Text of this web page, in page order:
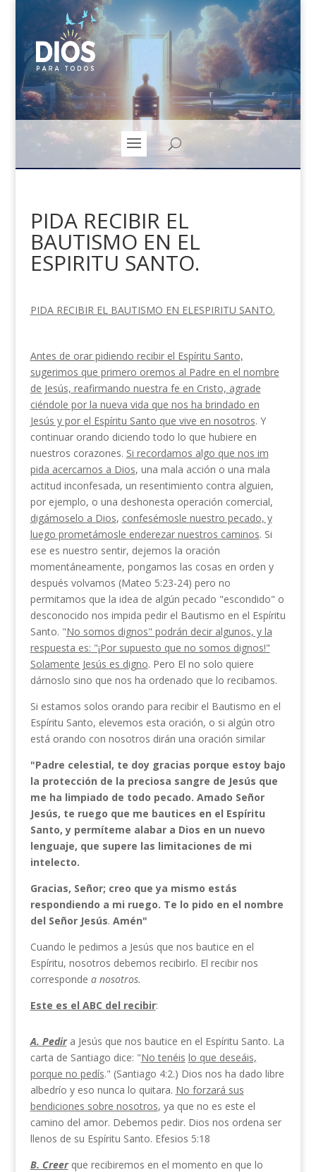
PIDA RECIBIR EL
BAUTISMO EN EL
ESPIRITU SANTO.
PIDA RECIBIR EL BAUTISMO EN ELESPIRITU SANTO.
Antes de orar pidiendo recibir el Espíritu Santo,
sugerimos que primero oremos al Padre en el nombre
de Jesús, reafirmando nuestra fe en Cristo, agrade­
ciéndole por la nueva vida que nos ha brindado en
Jesús y por el Espíritu Santo que vive en nosotros. Y
continuar orando diciendo todo lo que hubiere en
nuestros corazones. Si recordamos algo que nos im­
pida acercarnos a Dios, una mala acción o una mala
actitud inconfesada, un resentimiento contra alguien,
por ejemplo, o una deshonesta operación comercial,
digámoselo a Dios, confesémosle nuestro pecado, y
luego prometámosle enderezar nuestros caminos. Si
ese es nuestro sentir, dejemos la oración
momentáneamente, pongamos las cosas en orden y
después volvamos (Mateo 5:23-24) pero no
permitamos que la idea de algún pecado "es­condido" o
desconocido nos impida pedir el Bautismo en el Espíritu
Santo. "No somos dignos" podrán decir algunos, y la
respuesta es: "¡Por supuesto que no somos dignos!"
Solamente Jesús es digno. Pero El no solo quiere
dárnoslo sino que nos ha ordenado que lo recibamos.
Si estamos solos orando para recibir el Bautismo en el
Espíritu Santo, elevemos esta oración, o si algún otro
está orando con nosotros dirán una oración similar
"Padre celestial, te doy gracias porque estoy bajo
la protección de la preciosa sangre de Jesús que
me ha limpiado de todo pecado. Amado Señor
Jesús, te ruego que me bautices en el Espíritu
Santo, y per­míteme alabar a Dios en un nuevo
lenguaje, que supere las limitaciones de mi
intelecto.
Gracias, Señor; creo que ya mismo estás
respondiendo a mi rue­go. Te lo pido en el nombre
del Señor Jesús. Amén"
Cuando le pedimos a Jesús que nos bautice en el
Espíritu, nosotros debemos recibirlo. El recibir nos
corresponde a nosotros.
Este es el ABC del recibir:
A. Pedir a Jesús que nos bautice en el Espíritu Santo. La
carta de Santiago dice: "No tenéis lo que deseáis,
porque no pedís." (Santiago 4:2.) Dios nos ha dado libre
albedrío y eso nunca lo quitara. No forzará sus
bendiciones sobre nosotros, ya que no es este el
camino del amor. Debemos pedir. Dios nos ordena ser
llenos de su Espíritu Santo. Efesios 5:18
B. Creer que recibiremos en el momento en que lo